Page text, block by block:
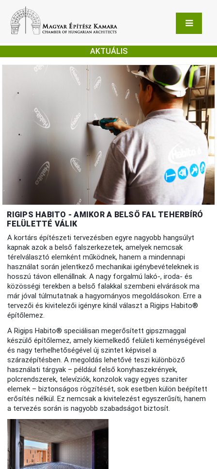
AKTUÁLIS
RIGIPS HABITO - AMIKOR A BELSŐ FAL TEHERBÍRÓ
FELÜLETTÉ VÁLIK
A kortárs építészeti tervezésben egyre nagyobb hangsúlyt
kapnak azok a belső falszerkezetek, amelyek nemcsak
térelválasztó elemként működnek, hanem a mindennapi
használat során jelentkező mechanikai igénybevételeknek is
hosszú távon ellenállnak. A nagy forgalmú lakó-, iroda- és
közösségi terekben a belső falakkal szembeni elvárások ma
már jóval túlmutatnak a hagyományos megoldásokon. Erre a
tervezői és kivitelezői igényre kínál választ a Rigips Habito®
építőlemez.
A Rigips Habito® speciálisan megerősített gipszmaggal
készülő építőlemez, amely kiemelkedő felületi keménységével
és nagy terhelhetőségével új szintet képvisel a
szárazépítésben. A megoldás lehetővé teszi különböző
használati tárgyak – például felső konyhaszekrények,
polcrendszerek, televíziók, konzolok vagy egyes szaniter
elemek – biztonságos rögzítését, sok esetben külön beépített
erősítés nélkül. Ez nemcsak a kivitelezést egyszerűsíti, hanem
a tervezés során is nagyobb szabadságot biztosít.